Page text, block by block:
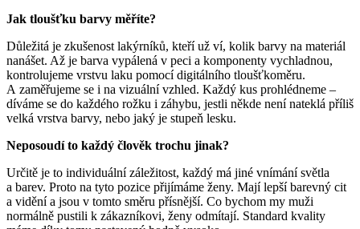
Jak tloušťku barvy měříte?
Důležitá je zkušenost lakýrníků, kteří už ví, kolik barvy na materiál
nanášet. Až je barva vypálená v peci a komponenty vychladnou,
kontrolujeme vrstvu laku pomocí digitálního tloušťkoměru.
A zaměřujeme se i na vizuální vzhled. Každý kus prohlédneme –
díváme se do každého rožku i záhybu, jestli někde není nateklá příliš
velká vrstva barvy, nebo jaký je stupeň lesku.
Neposoudí to každý člověk trochu jinak?
Určitě je to individuální záležitost, každý má jiné vnímání světla
a barev. Proto na tyto pozice přijímáme ženy. Mají lepší barevný cit
a vidění a jsou v tomto směru přísnější. Co bychom my muži
normálně pustili k zákazníkovi, ženy odmítají. Standard kvality